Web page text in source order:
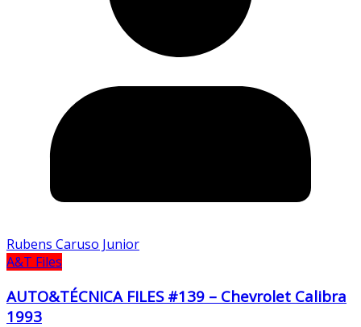
Rubens Caruso Junior
A&T Files
AUTO&TÉCNICA FILES #139 – Chevrolet Calibra
1993